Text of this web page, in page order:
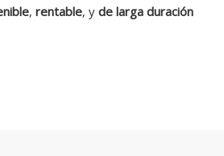
, rentable, y de larga duración